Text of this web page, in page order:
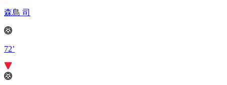
森島 司
72’